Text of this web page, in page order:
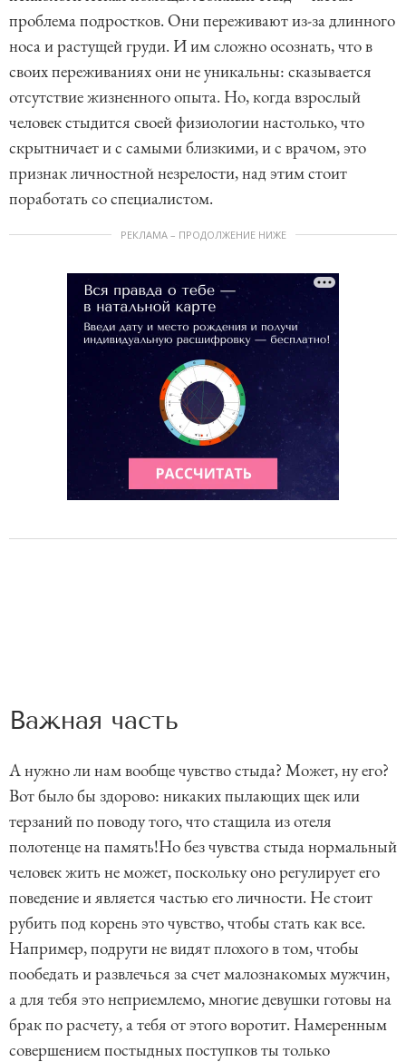
проблема подростков. Они переживают из-за длинного
носа и растущей груди. И им сложно осознать, что в
своих переживаниях они не уникальны: сказывается
отсутствие жизненного опыта. Но, когда взрослый
человек стыдится своей физиологии настолько, что
скрытничает и с самыми близкими, и с врачом, это
признак личностной незрелости, над этим стоит
поработать со специалистом.
РЕКЛАМА – ПРОДОЛЖЕНИЕ НИЖЕ
Важная часть
А нужно ли нам вообще чувство стыда? Может, ну его?
Вот было бы здорово: никаких пылающих щек или
терзаний по поводу того, что стащила из отеля
полотенце на память!Но без чувства стыда нормальный
человек жить не может, поскольку оно регулирует его
поведение и является частью его личности. Не стоит
рубить под корень это чувство, чтобы стать как все.
Например, подруги не видят плохого в том, чтобы
пообедать и развлечься за счет малознакомых мужчин,
а для тебя это неприемлемо, многие девушки готовы на
брак по расчету, а тебя от этого воротит. Намеренным
совершением постыдных поступков ты только